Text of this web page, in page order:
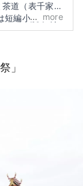
道（表千家）
短編小説や劇
学ウェブメディ
ます。
more
」